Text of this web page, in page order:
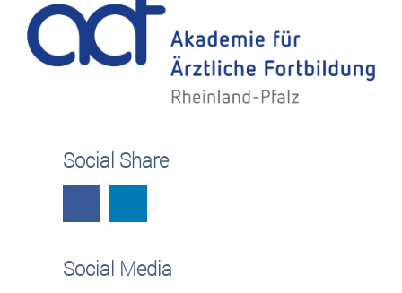
Social Share
Social Media